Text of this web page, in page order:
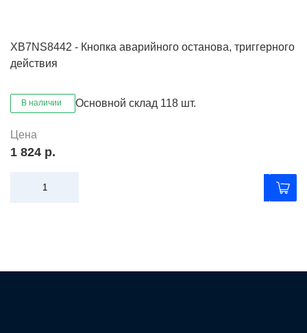
XB7NS8442 - Кнопка аварийного останова, триггерного
действия
В наличии Основной склад 118 шт.
Цена
1 824 р.